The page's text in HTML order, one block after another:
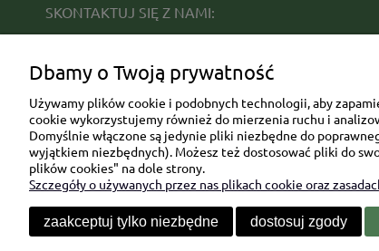
SKONTAKTUJ SIĘ Z NAMI:
+48 690 172 872
Dbamy o Twoją prywatność
Używamy plików cookie i podobnych technologii, aby
cookie wykorzystujemy również do mierzenia ruchu i
Domyślnie włączone są jedynie pliki niezbędne do
wyjątkiem niezbędnych). Możesz też dostosować pliki do
plików cookies" na dole strony.
Szczegóły o używanych przez nas plikach cookie oraz
zaakceptuj tylko niezbędne dostosuj zgody